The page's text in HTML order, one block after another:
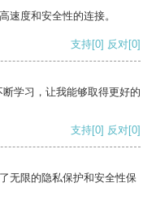
速度和安全性的连接。
支持[0] 反对[0]
学习，让我能够取得更好的
支持[0] 反对[0]
无限的隐私保护和安全性保